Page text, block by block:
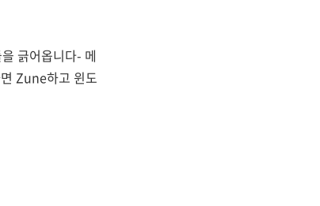
긁어옵니다- 메
Zune하고 윈도